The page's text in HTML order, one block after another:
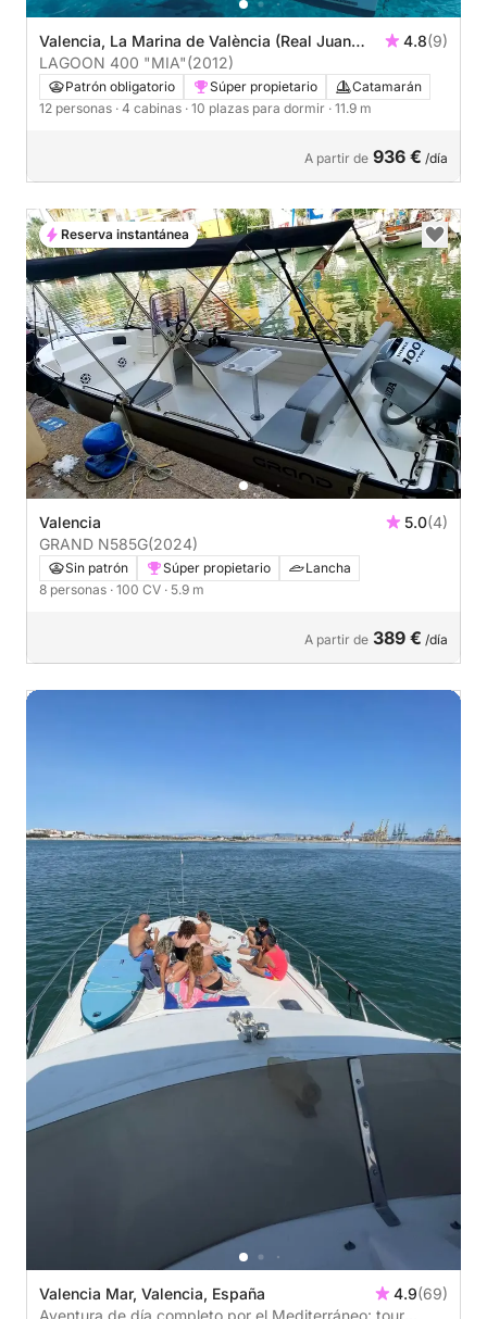
Valencia, La Marina de València (Real Juan
Carlos)
4.8(9)
LAGOON 400 "MIA"(2012)
Patrón obligatorio Súper propietario
Catamarán
12 personas · 4 cabinas · 10 plazas para dormir · 11.9 m
A partir de 936 € /día
Valencia 5.0(4)
GRAND N585G(2024)
Sin patrón Súper propietario
Lancha
8 personas · 100 CV · 5.9 m
A partir de 389 € /día
Reserva instantánea
Valencia Mar, Valencia, España 4.9(69)
Aventura de día completo por el Mediterráneo: tour